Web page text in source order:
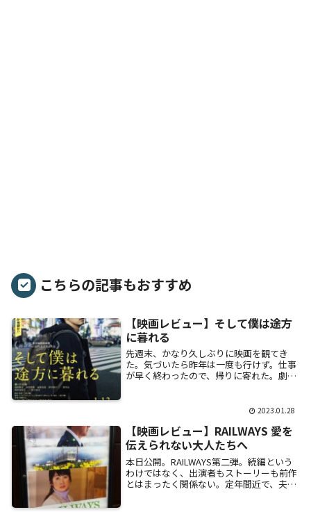
こちらの記事もおすすめ
【映画レビュー】そして僕は途方
に暮れる
先週末、かなり久しぶりに映画を観てき
た。気づいたら昨年は一度も行けず。仕事
が早く終わったので、帰りに寄れた。劇場
2023.01.28
【映画レビュー】RAILWAYS 愛を
伝えられない大人たちへ
本日公開。RAILWAYS第二弾。続編という
わけではなく、出演者もストーリーも前作
とはまったく関係ない。定年間近で、夫婦